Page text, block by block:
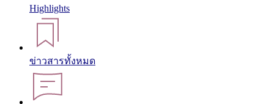
Highlights
ข่าวสารทั้งหมด